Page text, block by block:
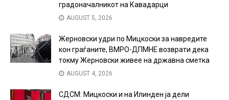
градоначалникот на Кавадарци
AUGUST 5, 2026
Жерновски удри по Мицкоски за навредите
кон граѓаните, ВМРО-ДПМНЕ возврати дека
токму Жерновски живее на државна сметка
AUGUST 4, 2026
СДСМ: Мицкоски и на Илинден ја дели